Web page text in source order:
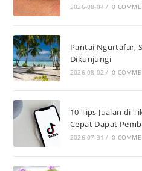
2026-08-04 / 0
Pantai Ngurtafur,
Dikunjungi
2026-08-02 / 0
10 Tips Jualan di
Cepat Dapat
2026-07-31 / 0